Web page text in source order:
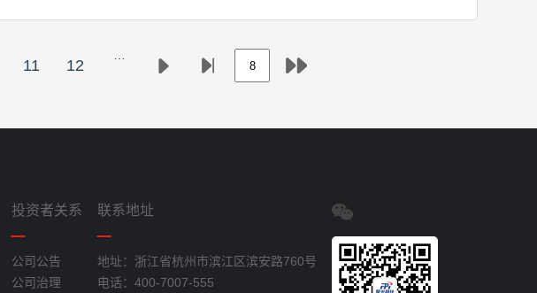
11 12
投资者关系
公司公告
公司治理
联系地址
地址：浙江省杭州市滨江区滨安路760号
电话：400-7007-555